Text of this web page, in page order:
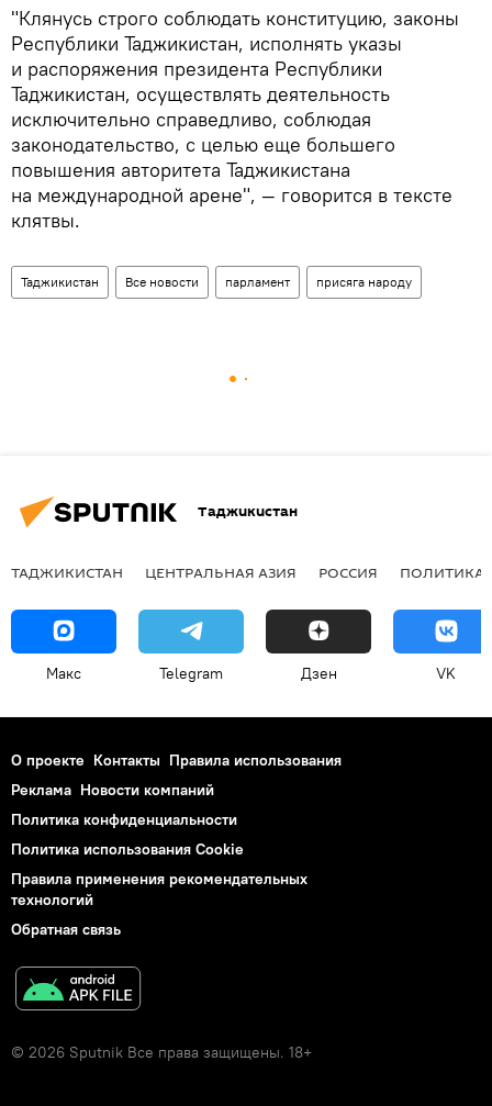
"Клянусь строго соблюдать конституцию, законы
Республики Таджикистан, исполнять указы
и распоряжения президента Республики
Таджикистан, осуществлять деятельность
исключительно справедливо, соблюдая
законодательство, с целью еще большего
повышения авторитета Таджикистана
на международной арене", — говорится в тексте
клятвы.
Таджикистан Все новости парламент присяга народу
Таджикистан
ТАДЖИКИСТАН ЦЕНТРАЛЬНАЯ АЗИЯ РОССИЯ ПОЛИТИКА
Макс Telegram Дзен VK
О проекте Контакты Правила использования
Реклама Новости компаний
Политика конфиденциальности
Политика использования Cookie
Правила применения рекомендательных
технологий
Обратная связь
© 2026 Sputnik Все права защищены. 18+